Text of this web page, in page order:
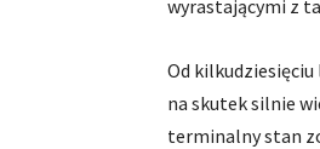
wyrastającymi z
Od
na skutek silnie
terminalny stan